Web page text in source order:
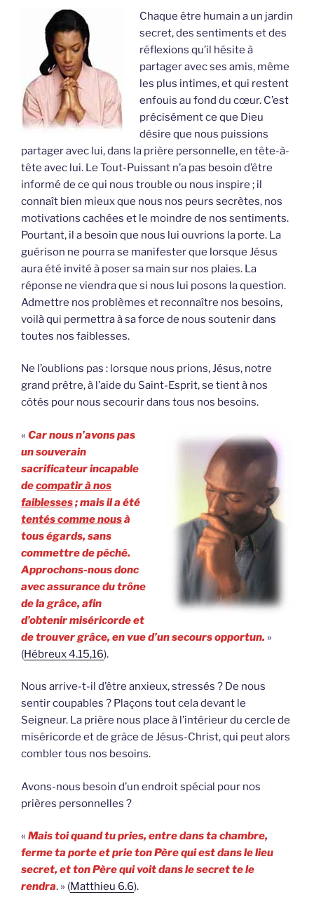
Chaque être humain a un jardin
secret, des sentiments et des
réflexions qu’il hésite à
partager avec ses amis, même
les plus intimes, et qui restent
enfouis au fond du cœur. C’est
précisément ce que Dieu
désire que nous puissions
partager avec lui, dans la prière personnelle, en tête-à-
tête avec lui. Le Tout-Puissant n’a pas besoin d’être
informé de ce qui nous trouble ou nous inspire ; il
connaît bien mieux que nous nos peurs secrètes, nos
motivations cachées et le moindre de nos sentiments.
Pourtant, il a besoin que nous lui ouvrions la porte. La
guérison ne pourra se manifester que lorsque Jésus
aura été invité à poser sa main sur nos plaies. La
réponse ne viendra que si nous lui posons la question.
Admettre nos problèmes et reconnaître nos besoins,
voilà qui permettra à sa force de nous soutenir dans
toutes nos faiblesses.
Ne l’oublions pas : lorsque nous prions, Jésus, notre
grand prêtre, à l’aide du Saint-Esprit, se tient à nos
côtés pour nous secourir dans tous nos besoins.
« Car nous n’avons pas
un souverain
sacrificateur incapable
decompatir à nos
faiblesses; mais il a été
tentés comme nousà
tous égards, sans
commettre de péché.
Approchons-nous donc
avec assurance du trône
de la grâce, afin
d’obtenir miséricorde et
de trouver grâce, en vue d’un secours opportun. »
(Hébreux 4.15,16).
Nous arrive-t-il d’être anxieux, stressés ? De nous
sentir coupables ? Plaçons tout cela devant le
Seigneur. La prière nous place à l’intérieur du cercle de
miséricorde et de grâce de Jésus-Christ, qui peut alors
combler tous nos besoins.
Avons-nous besoin d’un endroit spécial pour nos
prières personnelles ?
« Mais toi quand tu pries, entre dans ta chambre,
ferme ta porte et prie ton Père qui est dans le lieu
secret, et ton Père qui voit dans le secret te le
rendra. » (Matthieu 6.6).